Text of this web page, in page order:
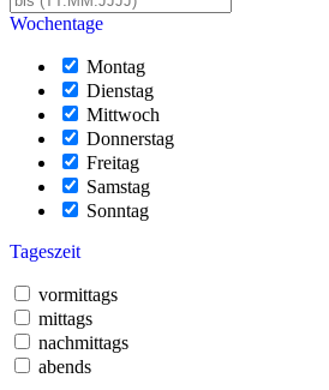
Wochentage
Montag
Dienstag
Mittwoch
Donnerstag
Freitag
Samstag
Sonntag
Tageszeit
vormittags
mittags
nachmittags
abends